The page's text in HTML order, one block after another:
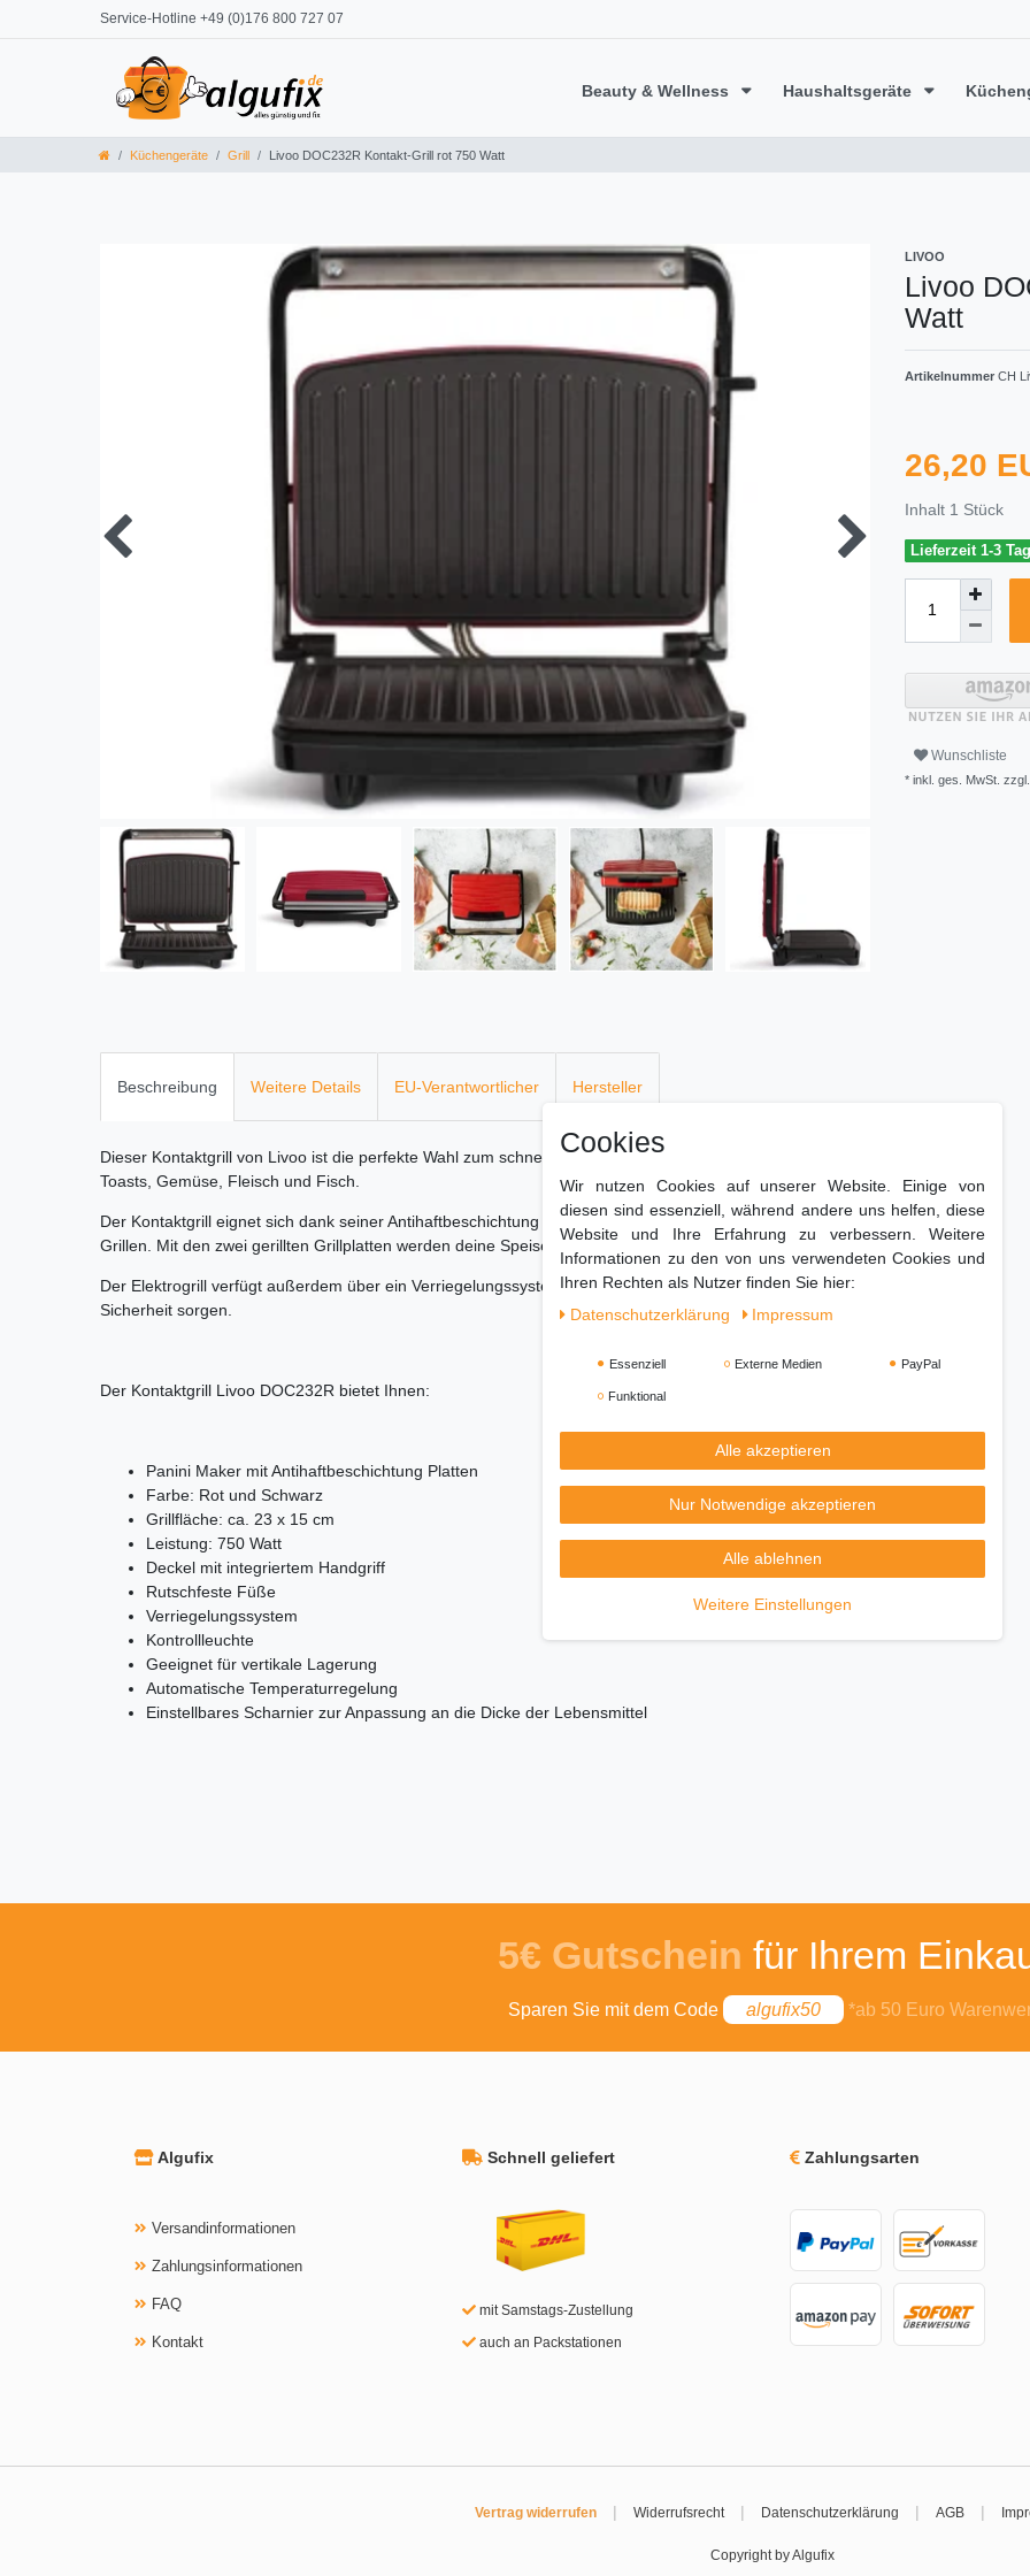
Service-Hotline +49 (0)176 800 727 07
Beauty & Wellness Haushaltsgeräte
Küchengeräte Grill Livoo DOC232R Kontakt-Grill rot 750 Watt
LIVOO
Livoo
Watt
Artikelnummer CH
26,20
Inhalt 1 Stück
Lieferzeit 1-3
Wunschliste
* inkl. ges. MwSt. zzgl.
Beschreibung Weitere Details EU-Verantwortlicher Hersteller
Dieser Kontaktgrill von Livoo ist die perfekte Wahl zum schnellen und gesunden Grillen von Paninis,
Toasts, Gemüse, Fleisch und Fisch.
Der Kontaktgrill eignet sich dank seiner Antihaftbeschichtung hervorragend für einfaches und fettarmes
Grillen. Mit den zwei gerillten Grillplatten werden deine Speisen auf beiden Seiten gleichmäßig gegrillt.
Der Elektrogrill verfügt außerdem über ein Verriegelungssystem und rutschfeste Füße, die für zusätzliche
Sicherheit sorgen.
Der Kontaktgrill Livoo DOC232R bietet Ihnen:
Panini Maker mit Antihaftbeschichtung Platten
Farbe: Rot und Schwarz
Grillfläche: ca. 23 x 15 cm
Leistung: 750 Watt
Deckel mit integriertem Handgriff
Rutschfeste Füße
Verriegelungssystem
Kontrollleuchte
Geeignet für vertikale Lagerung
Automatische Temperaturregelung
Einstellbares Scharnier zur Anpassung an die Dicke der Lebensmittel
5€ Gutschein für Ihrem
Sparen Sie mit dem Code algufix50 *ab 50 Euro
Algufix
Versandinformationen
Zahlungsinformationen
FAQ
Kontakt
Schnell geliefert
mit Samstags-Zustellung
auch an Packstationen
Zahlungsarten
Vertrag widerrufen | Widerrufsrecht | Datenschutzerklärung | AGB |
Copyright by Algufix
Cookies
Wir nutzen Cookies auf unserer Website. Einige von
diesen sind essenziell, während andere uns helfen, diese
Website und Ihre Erfahrung zu verbessern. Weitere
Informationen zu den von uns verwendeten Cookies und
Ihren Rechten als Nutzer finden Sie hier:
Daten­schutz­erklärung
Impressum
Essenziell Externe Medien PayPal
Funktional
Alle akzeptieren
Nur Notwendige akzeptieren
Alle ablehnen
Weitere Einstellungen